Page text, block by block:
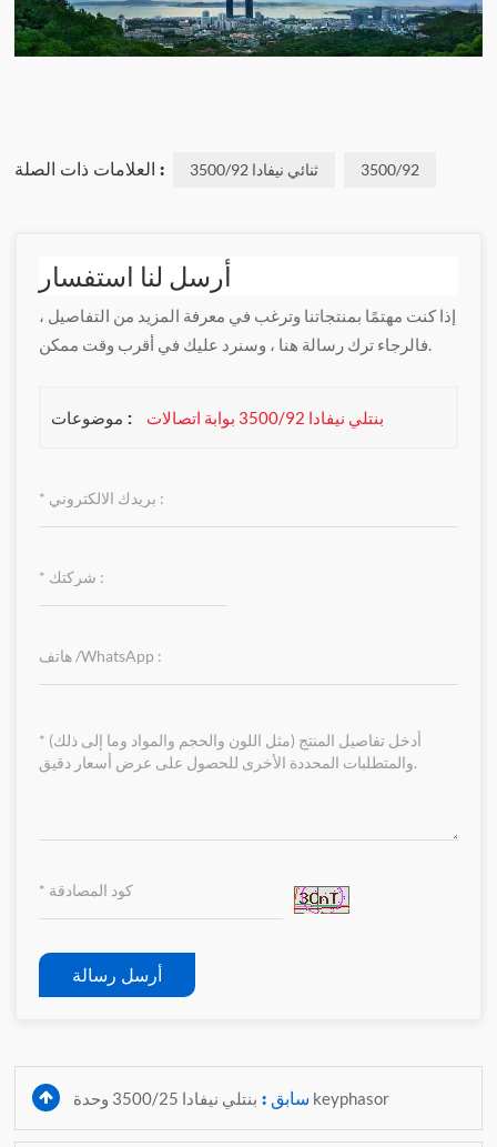
العلامات ذات الصلة : ثنائي نيفادا 3500/92 3500/92
أرسل لنا استفسار
إذا كنت مهتمًا بمنتجاتنا وترغب في معرفة المزيد من التفاصيل ،
فالرجاء ترك رسالة هنا ، وسنرد عليك في أقرب وقت ممكن.
موضوعات : بنتلي نيفادا 3500/92 بوابة اتصالات
أرسل رسالة
سابق : بنتلي نيفادا 3500/25 وحدة keyphasor